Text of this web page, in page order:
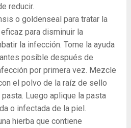
reducir.
o goldenseal para tratar la
para disminuir la
la infección. Tome la ayuda
posible después de
por primera vez. Mezcle
el polvo de la raíz de sello
pasta. Luego aplique la pasta
o infectada de la piel.
hierba que contiene